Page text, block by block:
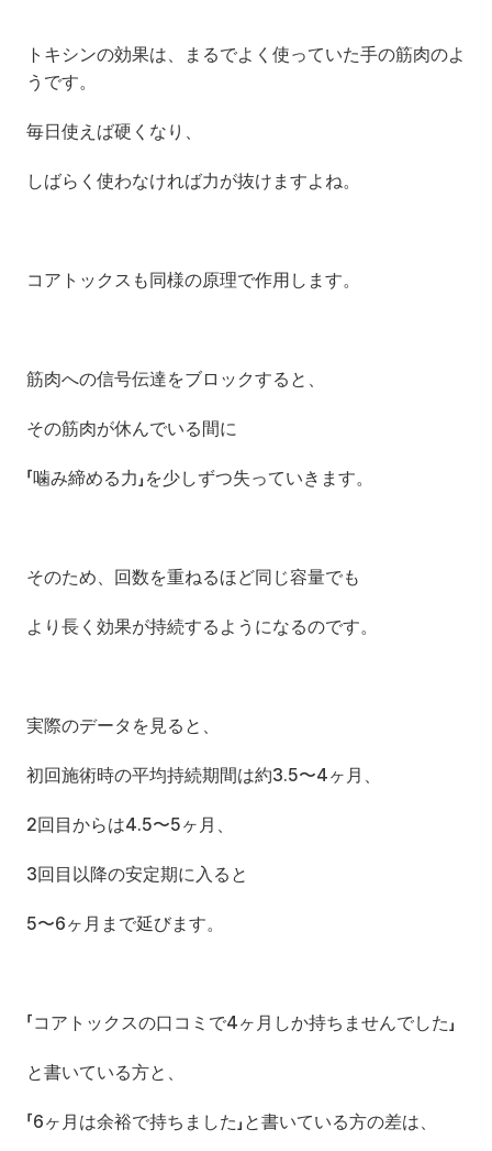
トキシンの効果は、まるでよく使っていた手の筋肉のよ
うです。
毎日使えば硬くなり、
しばらく使わなければ力が抜けますよね。
コアトックスも同様の原理で作用します。
筋肉への信号伝達をブロックすると、
その筋肉が休んでいる間に
「噛み締める力」を少しずつ失っていきます。
そのため、回数を重ねるほど同じ容量でも
より長く効果が持続するようになるのです。
実際のデータを見ると、
初回施術時の平均持続期間は約3.5〜4ヶ月、
2回目からは4.5〜5ヶ月、
3回目以降の安定期に入ると
5〜6ヶ月まで延びます。
「コアトックスの口コミで4ヶ月しか持ちませんでした」
と書いている方と、
「6ヶ月は余裕で持ちました」と書いている方の差は、